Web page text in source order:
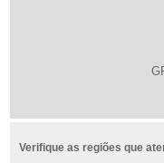
Verifique as regiões que